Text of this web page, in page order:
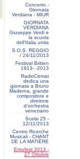
Concerto -
Giornata
Verdiana - MIUR
GIORNATA
VERDIANA
Giuseppe Verdi e
la scuola
dell’Italia unita
S.O.S. REGGIO
/ 24/11/2013
Festival Britten
1913- ‐2013
RadioCemat
dedica una
giornata a Bruno
Maderna, grande
compositore e
direttore
d’orchestra
veneziano
Scelsi 25 -
12/11/2013
Centro Ricerche
Musicali - CHANT
DE LA MATIÈRE
Emufest 2013 -
27 Ottobre